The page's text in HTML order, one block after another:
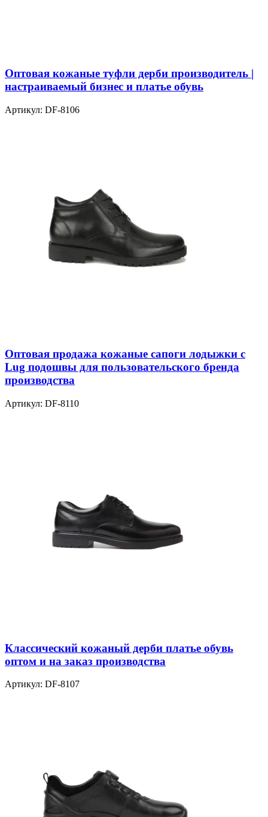
Оптовая кожаные туфли дерби производитель |
настраиваемый бизнес и платье обувь
Артикул: DF-8106
Оптовая продажа кожаные сапоги лодыжки с
Lug подошвы для пользовательского бренда
производства
Артикул: DF-8110
Классический кожаный дерби платье обувь
оптом и на заказ производства
Артикул: DF-8107